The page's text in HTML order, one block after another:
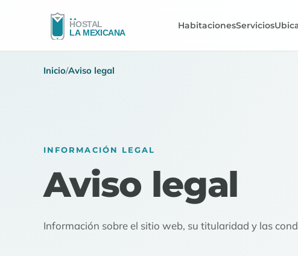
HabitacionesServicios
Inicio/Aviso legal
INFORMACIÓN LEGAL
Aviso legal
Información sobre el sitio web, su titularidad y las